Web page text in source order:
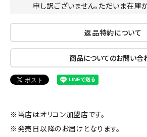
申し訳ございません。ただいま在庫
返品特約について
商品についてのお問い合
※当店はオリコン加盟店です。
※発売日以降のお届けとなります。